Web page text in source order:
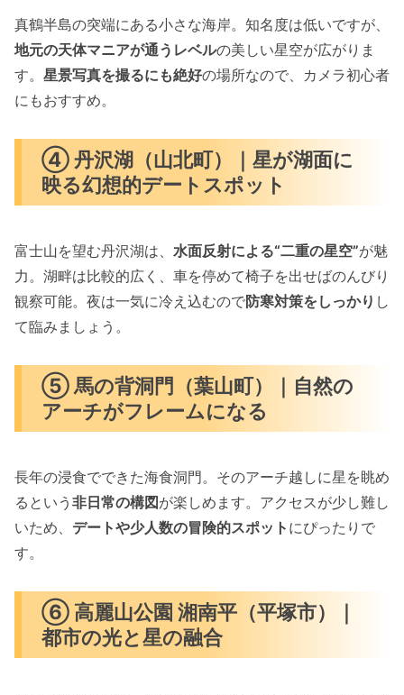
真鶴半島の突端にある小さな海岸。知名度は低いですが、
地元の天体マニアが通うレベルの美しい星空が広がりま
す。 星景写真を撮るにも絶好の場所なので、カメラ初心者
にもおすすめ。
④ 丹沢湖（山北町）｜星が湖面に
映る幻想的デートスポット
富士山を望む丹沢湖は、 水面反射による“二重の星空”が魅
力。湖畔は比較的広く、車を停めて椅子を出せばのんびり
観察可能。夜は一気に冷え込むので防寒対策をしっかり し
て臨みましょう。
⑤ 馬の背洞門（葉山町）｜自然の
アーチがフレームになる
長年の浸食でできた海食洞門。そのアーチ越しに星を眺め
るという 非日常の構図が楽しめます。アクセスが少し難し
いため、 デートや少人数の冒険的スポット にぴったりで
す。
⑥ 高麗山公園 湘南平（平塚市）｜
都市の光と星の融合